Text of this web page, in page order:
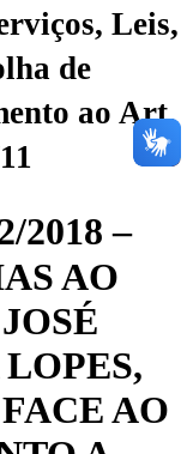
Leis,
de
ao Art.
2018 –
AO
AO